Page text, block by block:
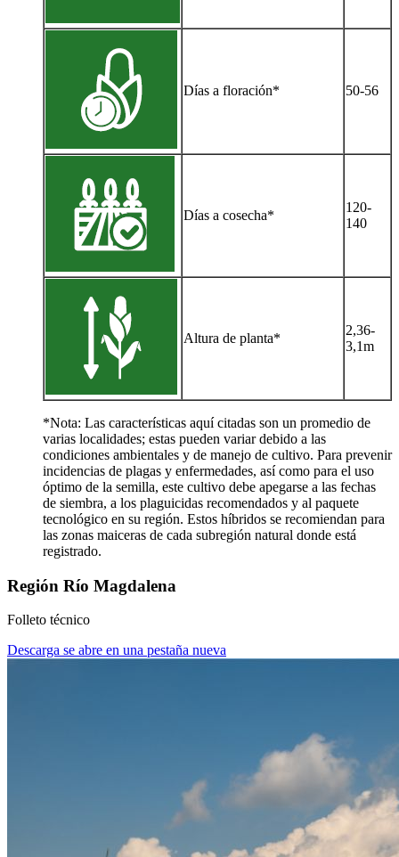
Días a floración* 50-56
Días a cosecha*
120-
140
Altura de planta*
2,36-
3,1m
*Nota: Las características aquí citadas son un promedio de
varias localidades; estas pueden variar debido a las
condiciones ambientales y de manejo de cultivo. Para prevenir
incidencias de plagas y enfermedades, así como para el uso
óptimo de la semilla, este cultivo debe apegarse a las fechas
de siembra, a los plaguicidas recomendados y al paquete
tecnológico en su región. Estos híbridos se recomiendan para
las zonas maiceras de cada subregión natural donde está
registrado.
Región Río Magdalena
Folleto técnico
Descarga se abre en una pestaña nueva